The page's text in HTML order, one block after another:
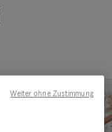
Weiter ohne Zustimmung